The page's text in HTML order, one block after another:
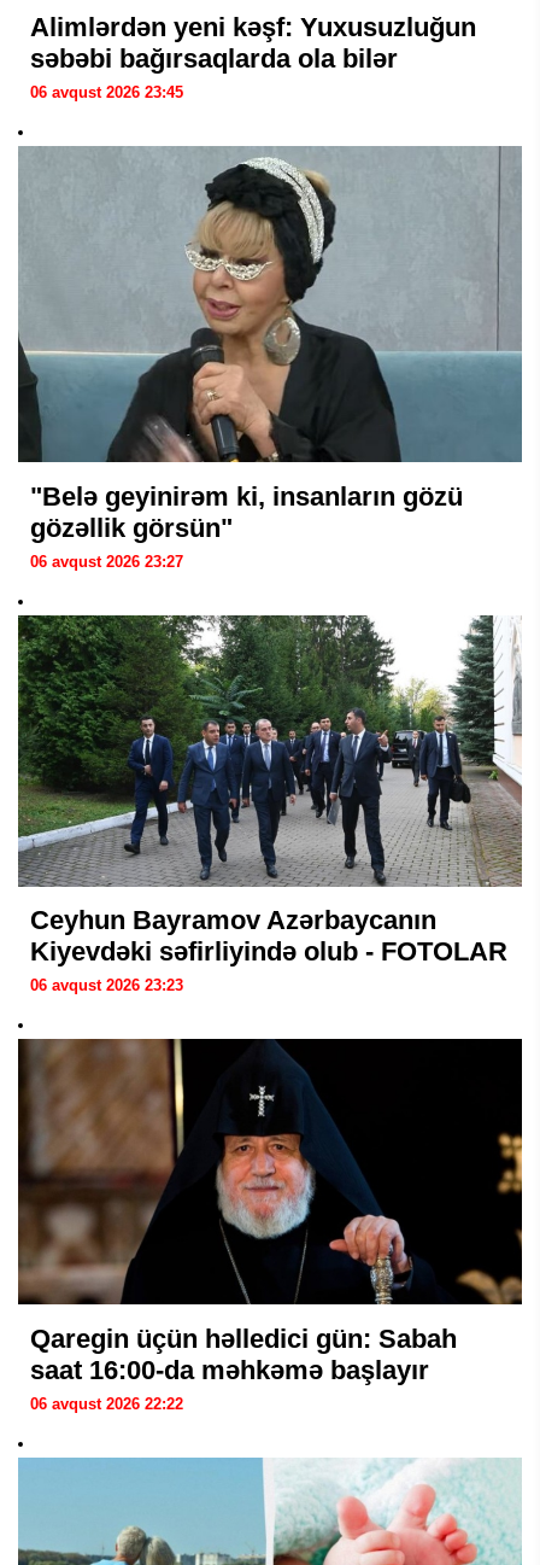
Alimlərdən yeni kəşf: Yuxusuzluğun
səbəbi bağırsaqlarda ola bilər
06 avqust 2026 23:45
"Belə geyinirəm ki, insanların gözü
gözəllik görsün"
06 avqust 2026 23:27
Ceyhun Bayramov Azərbaycanın
Kiyevdəki səfirliyində olub - FOTOLAR
06 avqust 2026 23:23
Qaregin üçün həlledici gün: Sabah
saat 16:00-da məhkəmə başlayır
06 avqust 2026 22:22